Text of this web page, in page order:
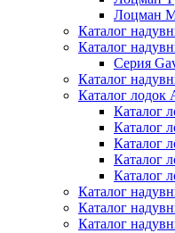
Лоцман
Каталог
Каталог
Серия
Каталог
Каталог лодок
Каталог
Каталог
Каталог
Каталог
Каталог
Каталог
Каталог
Каталог